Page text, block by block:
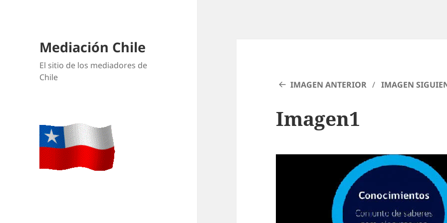
Mediación Chile
El sitio de los mediadores de
Chile
IMAGEN ANTERIOR IMAGEN
Imagen1